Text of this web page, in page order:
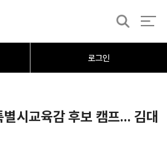
로그인
검
취재가시작되자
시교육감 후보 캠프... 김대